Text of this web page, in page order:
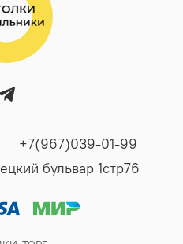
+7(967)039-01-99
бульвар 1стр76